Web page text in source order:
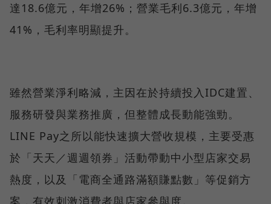
達18.6億元，年增26%；營業毛利6.3億元，年增
41%，毛利率明顯提升。
雖然營業淨利略減，主因在於持續投入IDC建置、
服務研發與業務推廣，但整體成長動能強勁。
LINE Pay之所以能快速擴大營收規模，主要受惠
於「天天／週週領券」活動帶動中小型店家交易
熱度，以及「電商全通路滿額賺點數」等促銷方
案，有效刺激消費者與店家參與度。